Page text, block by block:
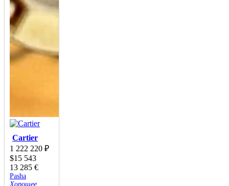
Cartier
1 222 220 ₽
$15 543
13 285 €
Pasha
Хорошее